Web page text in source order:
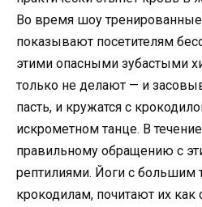
Во время шоу тренированные
показывают посетителям
этими опасными зубастыми
только не делают — и
пасть, и кружатся с
искрометном танце. В
правильному обращению с
рептилиями. Йоги с большим
крокодилам, почитают их